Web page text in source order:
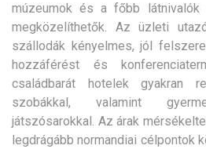
múzeumok és a főbb látnivalók
megközelíthetők. Az üzleti
szállodák kényelmes, jól
hozzáférést és
családbarát hotelek gyakran
szobákkal, valamint
játszósarokkal. Az árak
legdrágább normandiai célpontok